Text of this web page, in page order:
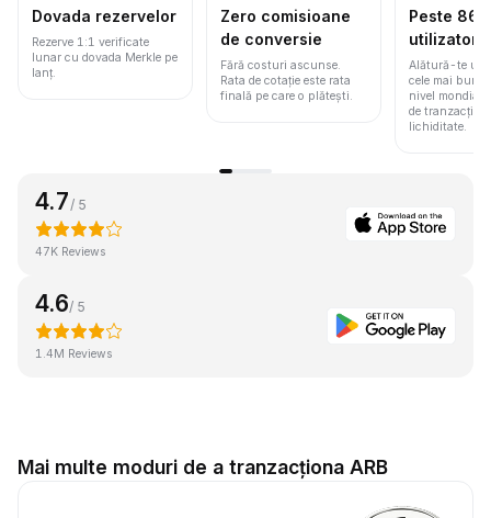
Dovada rezervelor
Rezerve 1:1 verificate
lunar cu dovada Merkle pe
lanț.
Zero comisioane
de conversie
Fără costuri ascunse.
Rata de cotație este rata
finală pe care o plătești.
Peste 86
utilizatori
Alătură-te
cele mai bune
nivel mondial
de
lichiditate.
4.7 / 5
47K Reviews
4.6/ 5
1.4M Reviews
Mai multe moduri de a tranzacționa ARB